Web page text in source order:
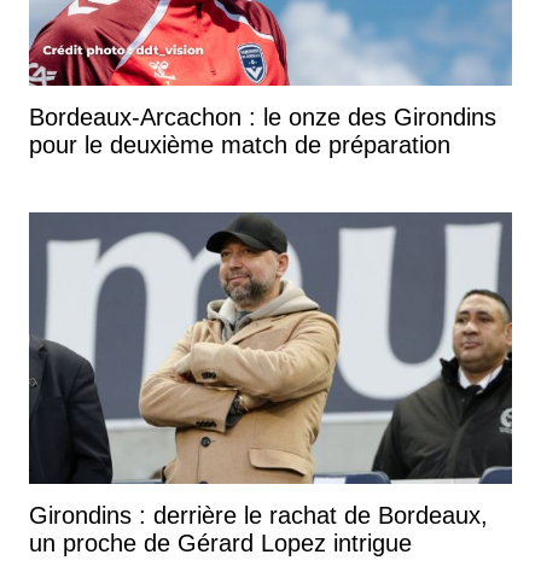
Bordeaux-Arcachon : le onze des Girondins
pour le deuxième match de préparation
Girondins : derrière le rachat de Bordeaux,
un proche de Gérard Lopez intrigue